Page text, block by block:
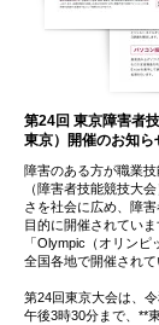
第24回 東京障害者
東京）開催のお知ら
障害のある方が職業
（障害者技能競技大
さを社会に広め、障
目的に開催されてい
「Olympic（オリンピ
全国各地で開催されて
第24回東京大会は、
午後3時30分まで、**